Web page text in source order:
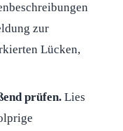
zur
Lücken,
prüfen.Lies